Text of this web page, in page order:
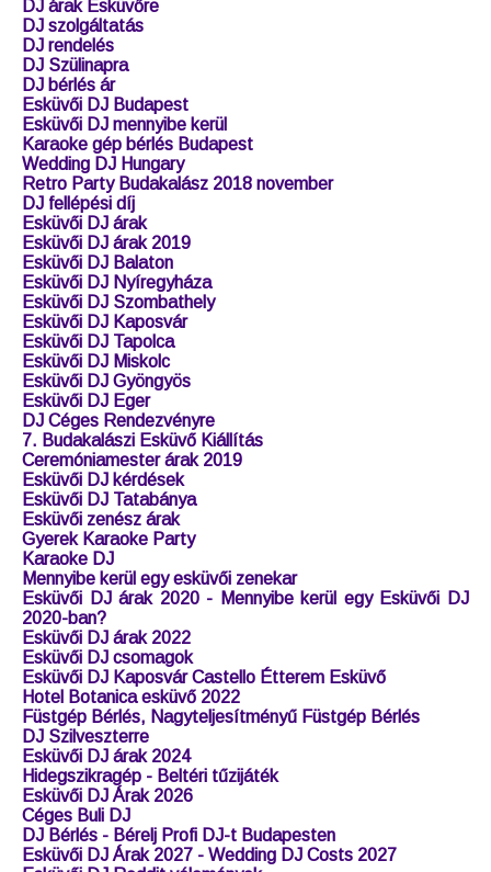
DJ árak Esküvőre
DJ szolgáltatás
DJ rendelés
DJ Szülinapra
DJ bérlés ár
Esküvői DJ Budapest
Esküvői DJ mennyibe kerül
Karaoke gép bérlés Budapest
Wedding DJ Hungary
Retro Party Budakalász 2018 november
DJ fellépési díj
Esküvői DJ árak
Esküvői DJ árak 2019
Esküvői DJ Balaton
Esküvői DJ Nyíregyháza
Esküvői DJ Szombathely
Esküvői DJ Kaposvár
Esküvői DJ Tapolca
Esküvői DJ Miskolc
Esküvői DJ Gyöngyös
Esküvői DJ Eger
DJ Céges Rendezvényre
7. Budakalászi Esküvő Kiállítás
Ceremóniamester árak 2019
Esküvői DJ kérdések
Esküvői DJ Tatabánya
Esküvői zenész árak
Gyerek Karaoke Party
Karaoke DJ
Mennyibe kerül egy esküvői zenekar
Esküvői DJ árak 2020 - Mennyibe kerül egy Esküvői DJ
2020-ban?
Esküvői DJ árak 2022
Esküvői DJ csomagok
Esküvői DJ Kaposvár Castello Étterem Esküvő
Hotel Botanica esküvő 2022
Füstgép Bérlés, Nagyteljesítményű Füstgép Bérlés
DJ Szilveszterre
Esküvői DJ árak 2024
Hidegszikragép - Beltéri tűzijáték
Esküvői DJ Árak 2026
Céges Buli DJ
DJ Bérlés - Bérelj Profi DJ-t Budapesten
Esküvői DJ Árak 2027 - Wedding DJ Costs 2027